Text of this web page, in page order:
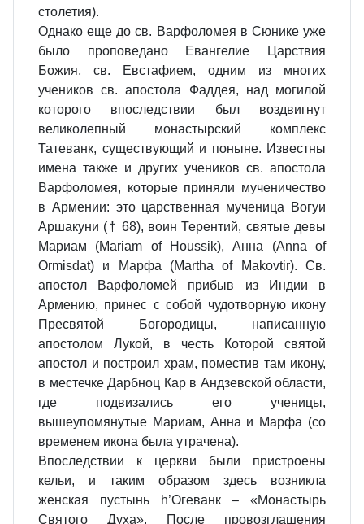
столетия).
Однако еще до св. Варфоломея в Сюнике уже
было проповедано Евангелие Царствия
Божия, св. Евстафием, одним из многих
учеников св. апостола Фаддея, над могилой
которого впоследствии был воздвигнут
великолепный монастырский комплекс
Татеванк, существующий и поныне. Известны
имена также и других учеников св. апостола
Варфоломея, которые приняли мученичество
в Армении: это царственная мученица Вогуи
Аршакуни († 68), воин Терентий, святые девы
Мариам (Mariam of Houssik), Анна (Anna of
Ormisdat) и Марфа (Martha of Makovtir). Св.
апостол Варфоломей прибыв из Индии в
Армению, принес с собой чудотворную икону
Пресвятой Богородицы, написанную
апостолом Лукой, в честь Которой святой
апостол и построил храм, поместив там икону,
в местечке Дарбноц Кар в Андзевской области,
где подвизались его ученицы,
вышеупомянутые Мариам, Анна и Марфа (со
временем икона была утрачена).
Впоследствии к церкви были пристроены
кельи, и таким образом здесь возникла
женская пустынь h’Огеванк – «Монастырь
Святого Духа». После провозглашения